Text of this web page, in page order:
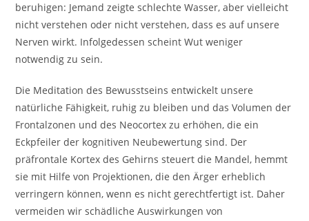
beruhigen: Jemand zeigte schlechte Wasser, aber vielleicht
nicht verstehen oder nicht verstehen, dass es auf unsere
Nerven wirkt. Infolgedessen scheint Wut weniger
notwendig zu sein.
Die Meditation des Bewusstseins entwickelt unsere
natürliche Fähigkeit, ruhig zu bleiben und das Volumen der
Frontalzonen und des Neocortex zu erhöhen, die ein
Eckpfeiler der kognitiven Neubewertung sind. Der
präfrontale Kortex des Gehirns steuert die Mandel, hemmt
sie mit Hilfe von Projektionen, die den Ärger erheblich
verringern können, wenn es nicht gerechtfertigt ist. Daher
vermeiden wir schädliche Auswirkungen von